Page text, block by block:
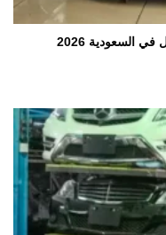
السعودية 2026